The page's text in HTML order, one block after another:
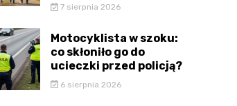
7 sierpnia 2026
Motocyklista w szoku:
co skłoniło go do
ucieczki przed policją?
6 sierpnia 2026